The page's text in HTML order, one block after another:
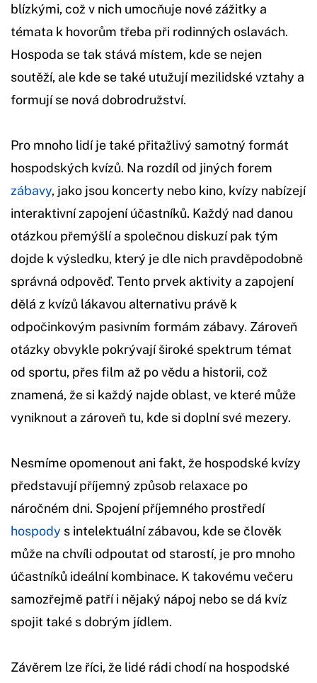
blízkými, což v nich umocňuje nové zážitky a
témata k hovorům třeba při rodinných oslavách.
Hospoda se tak stává místem, kde se nejen
soutěží, ale kde se také utužují mezilidské vztahy a
formují se nová dobrodružství.
Pro mnoho lidí je také přitažlivý samotný formát
hospodských kvízů. Na rozdíl od jiných forem
zábavy, jako jsou koncerty nebo kino, kvízy nabízejí
interaktivní zapojení účastníků. Každý nad danou
otázkou přemýšlí a společnou diskuzí pak tým
dojde k výsledku, který je dle nich pravděpodobně
správná odpověď. Tento prvek aktivity a zapojení
dělá z kvízů lákavou alternativu právě k
odpočinkovým pasivním formám zábavy. Zároveň
otázky obvykle pokrývají široké spektrum témat
od sportu, přes film až po vědu a historii, což
znamená, že si každý najde oblast, ve které může
vyniknout a zároveň tu, kde si doplní své mezery.
Nesmíme opomenout ani fakt, že hospodské kvízy
představují příjemný způsob relaxace po
náročném dni. Spojení příjemného prostředí
hospody s intelektuální zábavou, kde se člověk
může na chvíli odpoutat od starostí, je pro mnoho
účastníků ideální kombinace. K takovému večeru
samozřejmě patří i nějaký nápoj nebo se dá kvíz
spojit také s dobrým jídlem.
Závěrem lze říci, že lidé rádi chodí na hospodské